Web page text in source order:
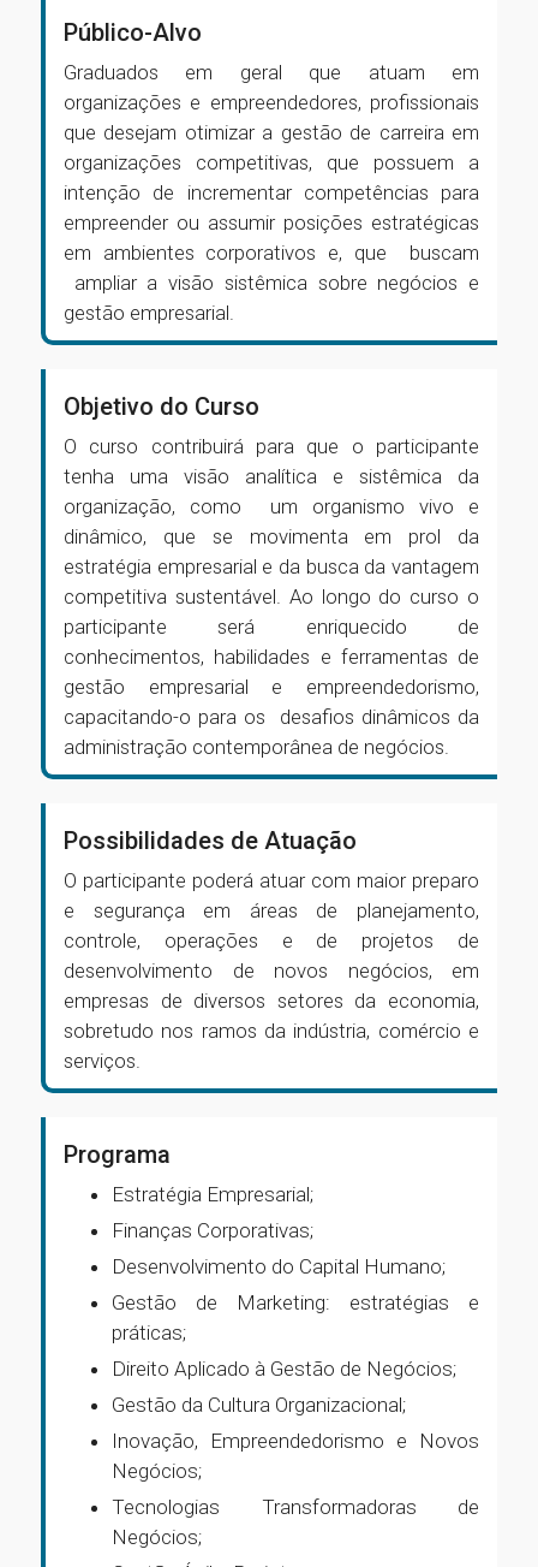
Público-Alvo
Graduados em geral que atuam em
organizações e empreendedores, profissionais
que desejam otimizar a gestão de carreira em
organizações competitivas, que possuem a
intenção de incrementar competências para
empreender ou assumir posições estratégicas
em ambientes corporativos e, que buscam
ampliar a visão sistêmica sobre negócios e
gestão empresarial.
Objetivo do Curso
O curso contribuirá para que o participante
tenha uma visão analítica e sistêmica da
organização, como um organismo vivo e
dinâmico, que se movimenta em prol da
estratégia empresarial e da busca da vantagem
competitiva sustentável. Ao longo do curso o
participante será enriquecido de
conhecimentos, habilidades e ferramentas de
gestão empresarial e empreendedorismo,
capacitando-o para os desafios dinâmicos da
administração contemporânea de negócios.
Possibilidades de Atuação
O participante poderá atuar com maior preparo
e segurança em áreas de planejamento,
controle, operações e de projetos de
desenvolvimento de novos negócios, em
empresas de diversos setores da economia,
sobretudo nos ramos da indústria, comércio e
serviços.
Programa
Estratégia Empresarial;
Finanças Corporativas;
Desenvolvimento do Capital Humano;
Gestão de Marketing: estratégias e
práticas;
Direito Aplicado à Gestão de Negócios;
Gestão da Cultura Organizacional;
Inovação, Empreendedorismo e Novos
Negócios;
Tecnologias Transformadoras de
Negócios;